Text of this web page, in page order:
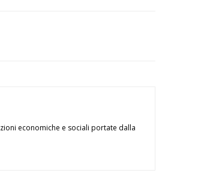
economiche e sociali portate dalla